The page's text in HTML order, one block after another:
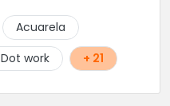
Acuarela
Dot work + 21